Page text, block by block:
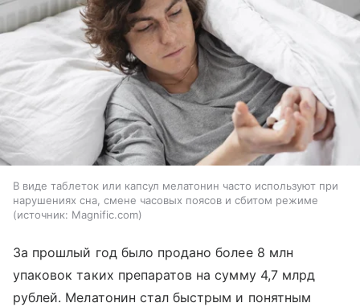
В виде таблеток или капсул мелатонин часто используют при
нарушениях сна, смене часовых поясов и сбитом режиме
источник: Magnific.com
За прошлый год было продано более 8 млн
упаковок таких препаратов на сумму 4,7 млрд
рублей. Мелатонин стал быстрым и понятным